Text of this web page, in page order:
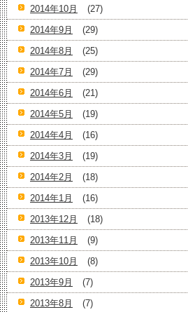
2014年10月
(27)
2014年9月
(29)
2014年8月
(25)
2014年7月
(29)
2014年6月
(21)
2014年5月
(19)
2014年4月
(16)
2014年3月
(19)
2014年2月
(18)
2014年1月
(16)
2013年12月
(18)
2013年11月
(9)
2013年10月
(8)
2013年9月
(7)
2013年8月
(7)